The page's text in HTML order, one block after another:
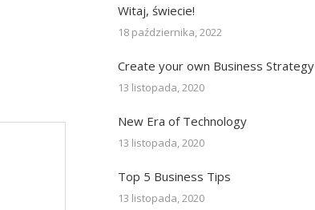
Witaj, świecie!
18 października, 2022
Create your own Business Strategy
13 listopada, 2020
New Era of Technology
13 listopada, 2020
Top 5 Business Tips
13 listopada, 2020